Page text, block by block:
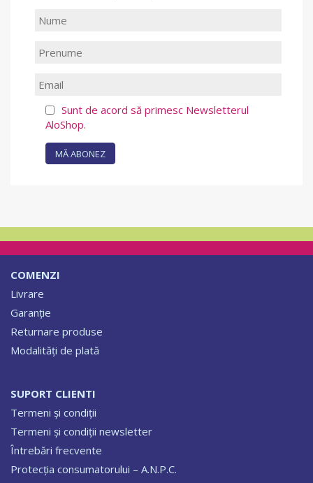
Sunt de acord să primesc Newsletterul
AloShop.
MĂ ABONEZ
COMENZI
Livrare
Garanție
Returnare produse
Modalități de plată
SUPORT CLIENTI
Termeni și condiții
Termeni și condiții newsletter
Întrebări frecvente
Protecția consumatorului – A.N.P.C.